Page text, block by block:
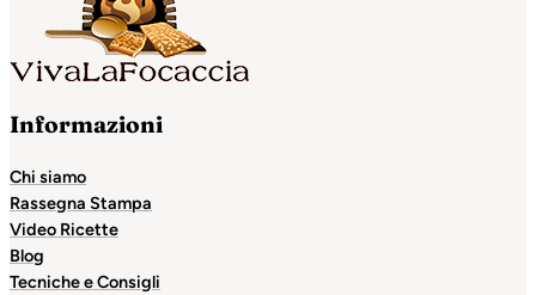
Informazioni
Chi siamo
Rassegna Stampa
Video Ricette
Blog
Tecniche e Consigli